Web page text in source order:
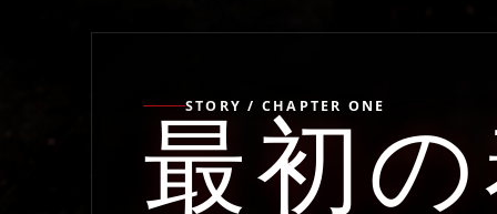
STORY / CHAPTER ONE
最初